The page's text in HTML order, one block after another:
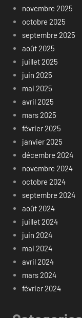
novembre 2025
octobre 2025
septembre 2025
août 2025
juillet 2025
juin 2025
mai 2025
avril 2025
mars 2025
février 2025
janvier 2025
décembre 2024
novembre 2024
octobre 2024
septembre 2024
août 2024
juillet 2024
juin 2024
mai 2024
avril 2024
mars 2024
février 2024